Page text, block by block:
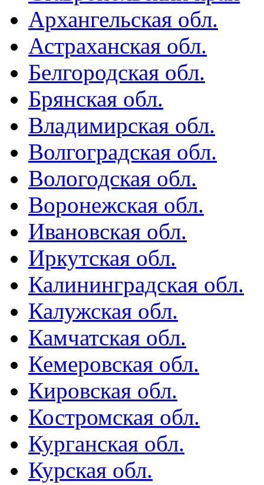
Архангельская обл.
Астраханская обл.
Белгородская обл.
Брянская обл.
Владимирская обл.
Волгоградская обл.
Вологодская обл.
Воронежская обл.
Ивановская обл.
Иркутская обл.
Калининградская обл.
Калужская обл.
Камчатская обл.
Кемеровская обл.
Кировская обл.
Костромская обл.
Курганская обл.
Курская обл.